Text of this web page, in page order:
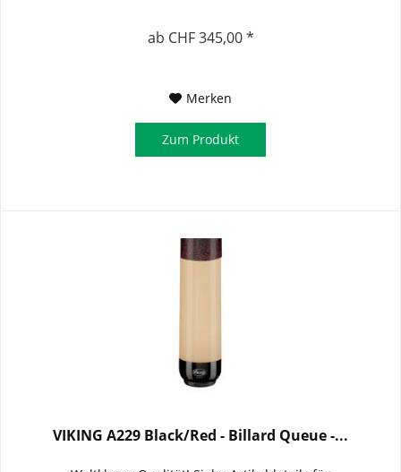
ab CHF 345,00 *
Merken
Zum Produkt
VIKING A229 Black/Red - Billard Queue -...